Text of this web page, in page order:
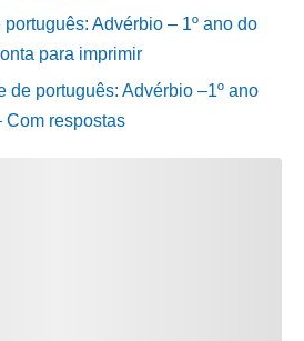
Advérbio – 1º ano do
para imprimir
de português: Advérbio –1º ano
Com respostas